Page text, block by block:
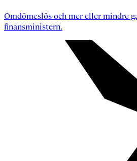
Omdömeslös och mer eller mindre
finansministern.